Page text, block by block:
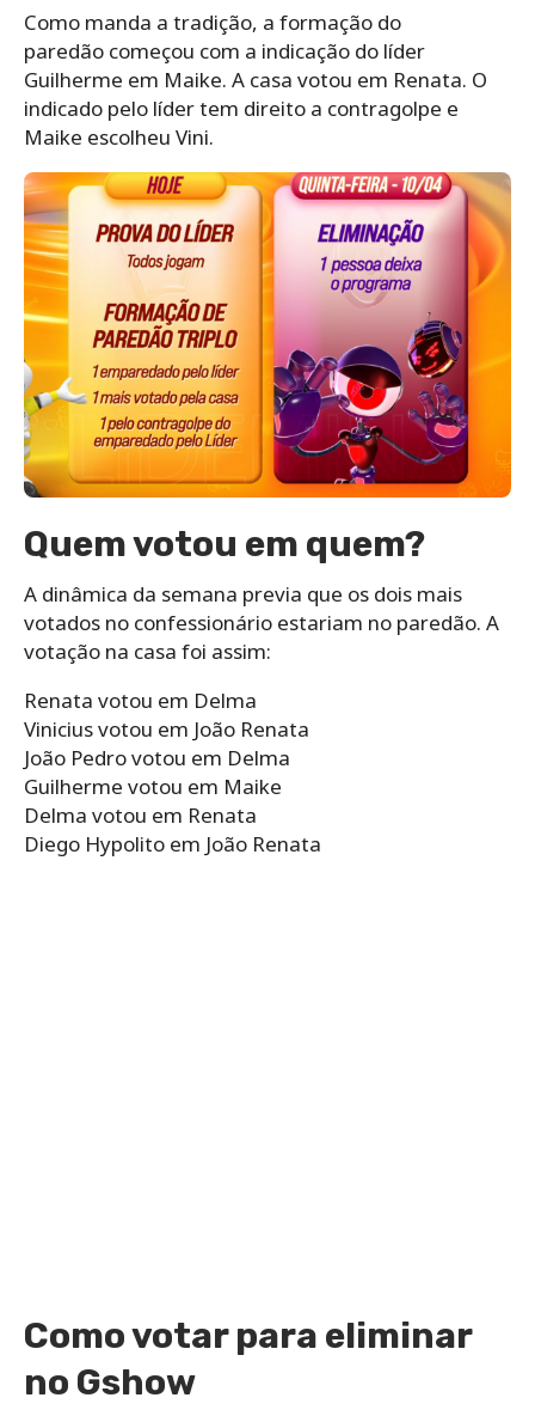
Como manda a tradição, a formação do
paredão começou com a indicação do líder
Guilherme em Maike. A casa votou em Renata. O
indicado pelo líder tem direito a contragolpe e
Maike escolheu Vini.
Quem votou em quem?
A dinâmica da semana previa que os dois mais
votados no confessionário estariam no paredão. A
votação na casa foi assim:
Renata votou em Delma
Vinicius votou em João Renata
João Pedro votou em Delma
Guilherme votou em Maike
Delma votou em Renata
Diego Hypolito em João Renata
Como votar para eliminar
no Gshow